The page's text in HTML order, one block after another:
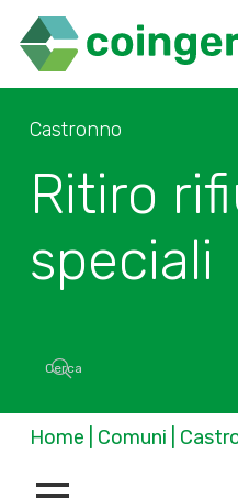
Castronno
Ritiro
speciali
Home | Comuni |